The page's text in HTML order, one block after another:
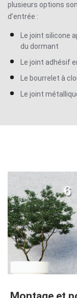
plusieurs options
d’entrée :
Le joint silicone
du dormant
Le joint adhésif
Le bourrelet à
Le joint